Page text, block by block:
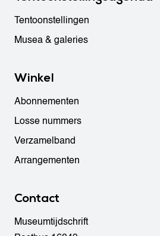
Tentoonstellingen
Musea & galeries
Winkel
Abonnementen
Losse nummers
Verzamelband
Arrangementen
Contact
Museumtijdschrift